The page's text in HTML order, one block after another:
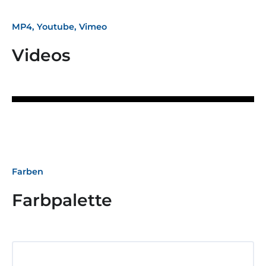
MP4, Youtube, Vimeo
Videos
Farben
Farbpalette